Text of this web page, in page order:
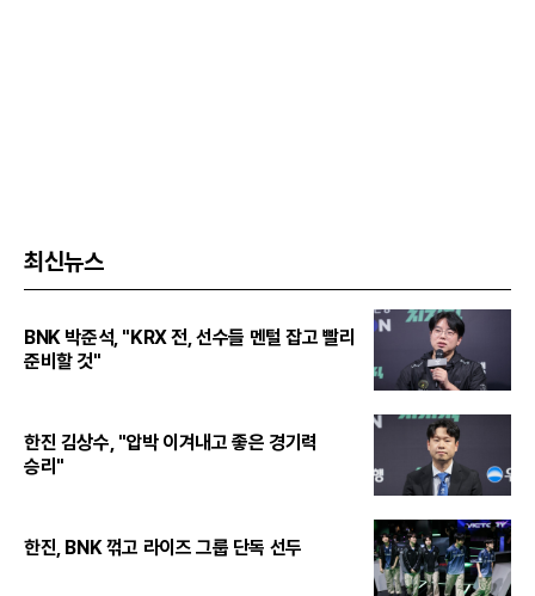
최신뉴스
BNK 박준석, "KRX 전, 선수들 멘털 잡고 빨리
준비할 것"
한진 김상수, "압박 이겨내고 좋은 경기력
승리"
한진, BNK 꺾고 라이즈 그룹 단독 선두